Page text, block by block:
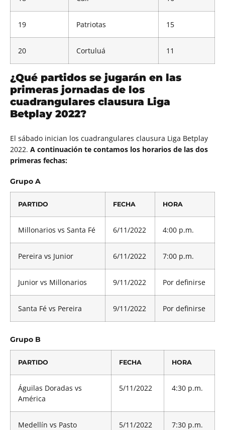
19 Patriotas 15
20 Cortuluá 11
¿Qué partidos se jugarán en las
primeras jornadas de los
cuadrangulares clausura Liga
Betplay 2022?
El sábado inician los cuadrangulares clausura Liga Betplay
2022. A continuación te contamos los horarios de las dos
primeras fechas:
Grupo A
PARTIDO FECHA HORA
Millonarios vs Santa Fé 6/11/2022 4:00 p.m.
Pereira vs Junior 6/11/2022 7:00 p.m.
Junior vs Millonarios 9/11/2022 Por definirse
Santa Fé vs Pereira 9/11/2022 Por definirse
Grupo B
PARTIDO FECHA HORA
Águilas Doradas vs
América
5/11/2022 4:30 p.m.
Medellín vs Pasto 5/11/2022 7:30 p.m.